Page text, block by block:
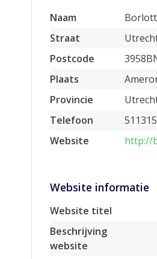
Naam
Straat
Postcode
Plaats
Provincie
Telefoon
Website
http://
Website informatie
Website titel
Beschrijving
website